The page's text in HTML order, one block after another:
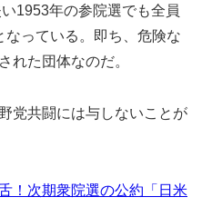
1953年の参院選でも全員
っている。即ち、危険な
れた団体なのだ。
党共闘には与しないことが
！次期衆院選の公約「日米